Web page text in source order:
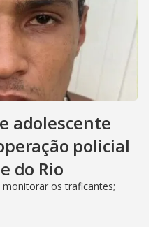
adolescente
policial
do Rio
monitorar os traficantes;